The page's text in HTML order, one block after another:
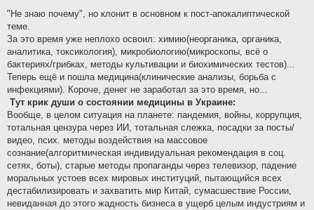
"Не знаю почему", но клонит в основном к пост-апокалиптической
теме.
За это время уже неплохо освоил: химию(неорганика, органика,
аналитика, токсикология), микробиологию(микроскопы, всё о
бактериях/грибках, методы культивации и биохимических тестов)...
Теперь ещё и пошла медицина(клинические анализы, борьба с
инфекциями). Короче, денег не заработал за это время, но...
Тут крик души о состоянии медицины в Украине:
Вообще, в целом ситуация на планете: пандемия, войны, коррупция,
тотальная цензура через ИИ, тотальная слежка, посадки за посты/
видео, псих. методы воздействия на массовое
сознание(алгоритмическая индивидуальная рекомендация в соц.
сетях, боты), старые методы пропаганды через телевизор, падение
моральных устоев всех мировых институций, пытающийся всех
дестабилизировать и захватить мир Китай, сумасшествие России,
невиданная до этого жадность бизнеса в ущерб целым индустриям и